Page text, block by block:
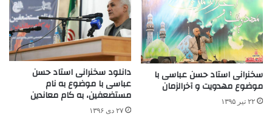
سخنرانی استاد حسن عباسی با
موضوع مهدویت و آخرالزمان
۲۲ تیر ۱۳۹۵
دانلود سخنرانی استاد حسن
عباسی با موضوع به نام
مستضعفین، به کام معاندین
۲۷ دی ۱۳۹۶